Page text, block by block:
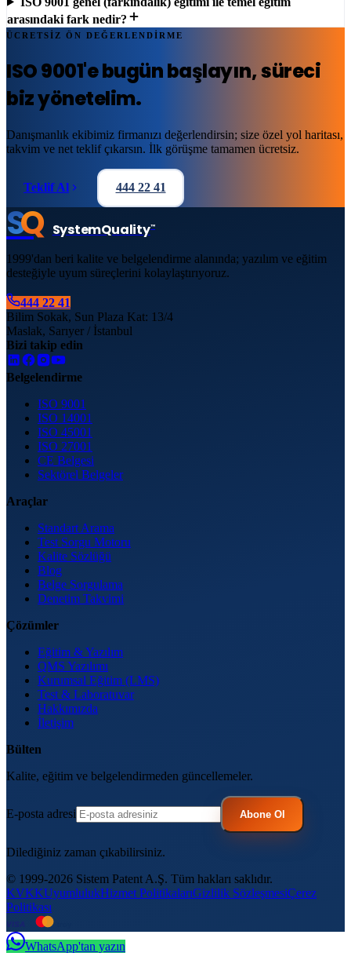
arasındaki fark nedir?
ÜCRETSİZ ÖN DEĞERLENDİRME
ISO 9001'ebugün başlayın, süreci
biz yönetelim.
Danışmanlık ekibimiz firmanızı değerlendirsin; size özel yol haritası,
takvim ve net teklif çıkarsın. İlk görüşme tamamen ücretsiz.
Teklif Al 444 22 41
SQ SystemQuality™
1999'dan beri kalite ve belgelendirme alanında; yazılım ve eğitim
desteğiyle uyum süreçlerini kolaylaştırıyoruz.
444 22 41
Bilim Sokak, Sun Plaza Kat: 13/4
Maslak, Sarıyer / İstanbul
Bizi takip edin
Belgelendirme
ISO 9001
ISO 14001
ISO 45001
ISO 27001
CE Belgesi
Sektörel Belgeler
Araçlar
Standart Arama
Test Sorgu Motoru
Kalite Sözlüğü
Blog
Belge Sorgulama
Denetim Takvimi
Çözümler
Eğitim & Yazılım
QMS Yazılımı
Kurumsal Eğitim (LMS)
Test & Laboratuvar
Hakkımızda
İletişim
Bülten
Kalite, eğitim ve belgelendirmeden güncellemeler.
E-posta adresi Abone Ol
Dilediğiniz zaman çıkabilirsiniz.
© 1999-2026 Sistem Patent A.Ş. Tüm hakları saklıdır.
KVKKUyumlulukHizmet PolitikalarıGizlilik SözleşmesiÇerez
Politikası
WhatsApp'tan yazın